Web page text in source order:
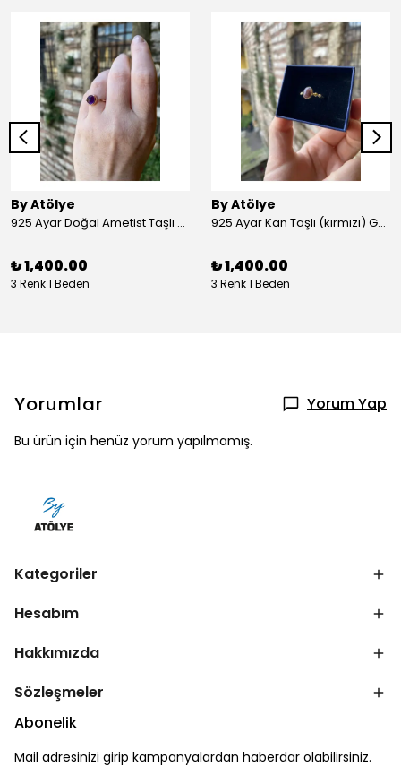
By Atölye
925 Ayar Doğal Ametist Taşlı Yuvarlak Gümüş Yüzük
₺ 1,400.00
3 Renk 1 Beden
By Atölye
925 Ayar Kan Taşlı (kırmızı) Gümüş Yüzük
₺ 1,400.00
3 Renk 1 Beden
Yorumlar Yorum Yap
Bu ürün için henüz yorum yapılmamış.
Kategoriler
Hesabım
Hakkımızda
Sözleşmeler
Abonelik
Mail adresinizi girip kampanyalardan haberdar olabilirsiniz.